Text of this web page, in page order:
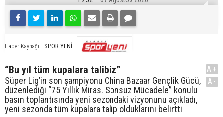
Haber Kaynağı SPOR YENİ
“Bu yıl tüm kupalara talibiz”
Süper Lig’in son şampiyonu China Bazaar Gençlik Gücü,
düzenlediği “75 Yıllık Miras. Sonsuz Mücadele” konulu
basın toplantısında yeni sezondaki vizyonunu açıkladı,
yeni sezonda tüm kupalara talip olduklarını belirtti
A+
A-